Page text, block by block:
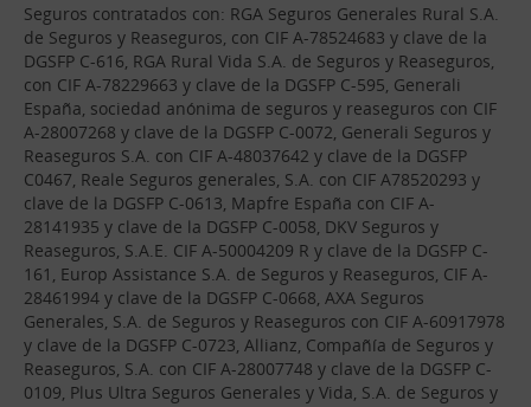
Seguros contratados con: RGA Seguros Generales Rural S.A.
de Seguros y Reaseguros, con CIF A-78524683 y clave de la
DGSFP C-616, RGA Rural Vida S.A. de Seguros y Reaseguros,
con CIF A-78229663 y clave de la DGSFP C-595, Generali
España, sociedad anónima de seguros y reaseguros con CIF
A-28007268 y clave de la DGSFP C-0072, Generali Seguros y
Reaseguros S.A. con CIF A-48037642 y clave de la DGSFP
C0467, Reale Seguros generales, S.A. con CIF A78520293 y
clave de la DGSFP C-0613, Mapfre España con CIF A-
28141935 y clave de la DGSFP C-0058, DKV Seguros y
Reaseguros, S.A.E. CIF A-50004209 R y clave de la DGSFP C-
161, Europ Assistance S.A. de Seguros y Reaseguros, CIF A-
28461994 y clave de la DGSFP C-0668, AXA Seguros
Generales, S.A. de Seguros y Reaseguros con CIF A-60917978
y clave de la DGSFP C-0723, Allianz, Compañía de Seguros y
Reaseguros, S.A. con CIF A-28007748 y clave de la DGSFP C-
0109, Plus Ultra Seguros Generales y Vida, S.A. de Seguros y